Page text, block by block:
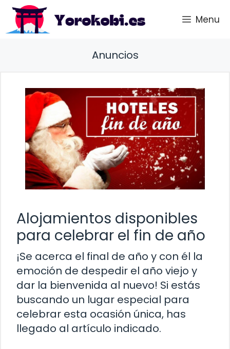
Saltar
contenido
Menu
Anuncios
Alojamientos disponibles
para celebrar el fin de año
¡Se acerca el final de año y con él la
emoción de despedir el año viejo y
dar la bienvenida al nuevo! Si estás
buscando un lugar especial para
celebrar esta ocasión única, has
llegado al artículo indicado.